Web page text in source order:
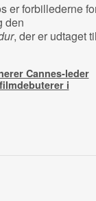
er forbillederne
den
, der er udtaget
Cannes-leder
i